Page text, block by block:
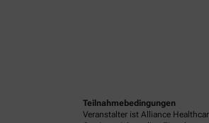
Teilnahmebedingungen
Veranstalter ist Alliance